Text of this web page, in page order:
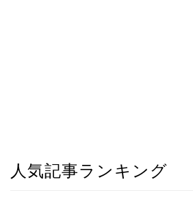
人気記事ランキング